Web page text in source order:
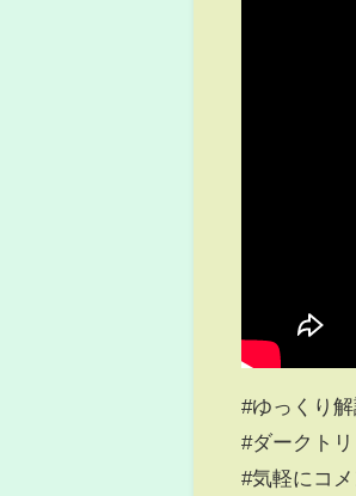
#ゆっくり解
#ダークト
#気軽にコ